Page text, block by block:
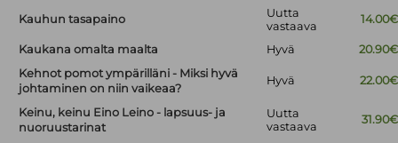
Kauhun tasapaino
Uutta
vastaava
14.00€
Kaukana omalta maalta Hyvä
20.90€
Kehnot pomot ympärilläni - Miksi hyvä
johtaminen on niin vaikeaa?
Hyvä 22.00€
Keinu, keinu Eino Leino - lapsuus- ja
nuoruustarinat
Uutta
vastaava
31.90€